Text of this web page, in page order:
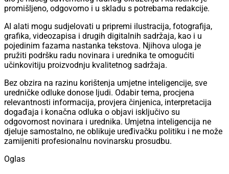
promišljeno, odgovorno i u skladu s potrebama redakcije.
AI alati mogu sudjelovati u pripremi ilustracija, fotografija,
grafika, videozapisa i drugih digitalnih sadržaja, kao i u
pojedinim fazama nastanka tekstova. Njihova uloga je
pružiti podršku radu novinara i urednika te omogućiti
učinkovitiju proizvodnju kvalitetnog sadržaja.
Bez obzira na razinu korištenja umjetne inteligencije, sve
uredničke odluke donose ljudi. Odabir tema, procjena
relevantnosti informacija, provjera činjenica, interpretacija
događaja i konačna odluka o objavi isključivo su
odgovornost novinara i urednika. Umjetna inteligencija ne
djeluje samostalno, ne oblikuje uređivačku politiku i ne može
zamijeniti profesionalnu novinarsku prosudbu.
Oglas